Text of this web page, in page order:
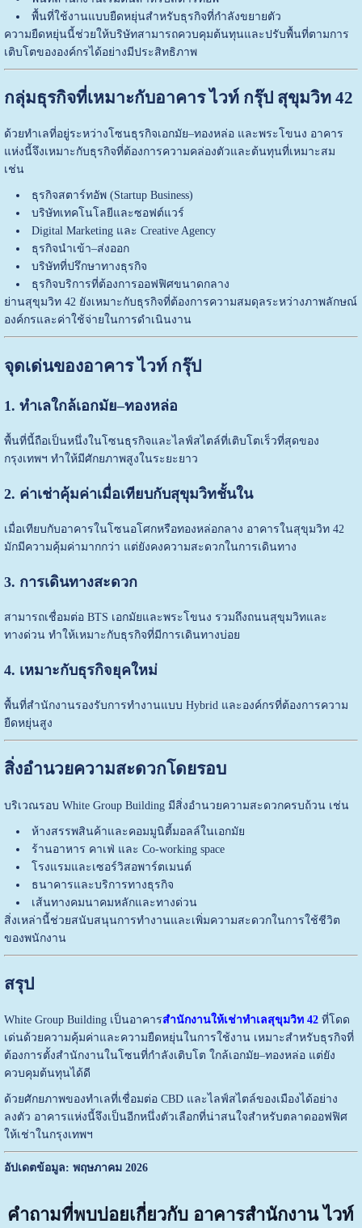
พื้นที่ใช้งานแบบยืดหยุ่นสำหรับธุรกิจที่กำลังขยายตัว
ความยืดหยุ่นนี้ช่วยให้บริษัทสามารถควบคุมต้นทุนและปรับพื้นที่ตามการ
เติบโตขององค์กรได้อย่างมีประสิทธิภาพ
กลุ่มธุรกิจที่เหมาะกับอาคาร ไวท์ กรุ๊ป สุขุมวิท 42
ด้วยทำเลที่อยู่ระหว่างโซนธุรกิจเอกมัย–ทองหล่อ และพระโขนง อาคาร
แห่งนี้จึงเหมาะกับธุรกิจที่ต้องการความคล่องตัวและต้นทุนที่เหมาะสม
เช่น
ธุรกิจสตาร์ทอัพ (Startup Business)
บริษัทเทคโนโลยีและซอฟต์แวร์
Digital Marketing และ Creative Agency
ธุรกิจนำเข้า–ส่งออก
บริษัทที่ปรึกษาทางธุรกิจ
ธุรกิจบริการที่ต้องการออฟฟิศขนาดกลาง
ย่านสุขุมวิท 42 ยังเหมาะกับธุรกิจที่ต้องการความสมดุลระหว่างภาพลักษณ์
องค์กรและค่าใช้จ่ายในการดำเนินงาน
จุดเด่นของอาคาร ไวท์ กรุ๊ป
1. ทำเลใกล้เอกมัย–ทองหล่อ
พื้นที่นี้ถือเป็นหนึ่งในโซนธุรกิจและไลฟ์สไตล์ที่เติบโตเร็วที่สุดของ
กรุงเทพฯ ทำให้มีศักยภาพสูงในระยะยาว
2. ค่าเช่าคุ้มค่าเมื่อเทียบกับสุขุมวิทชั้นใน
เมื่อเทียบกับอาคารในโซนอโศกหรือทองหล่อกลาง อาคารในสุขุมวิท 42
มักมีความคุ้มค่ามากกว่า แต่ยังคงความสะดวกในการเดินทาง
3. การเดินทางสะดวก
สามารถเชื่อมต่อ BTS เอกมัยและพระโขนง รวมถึงถนนสุขุมวิทและ
ทางด่วน ทำให้เหมาะกับธุรกิจที่มีการเดินทางบ่อย
4. เหมาะกับธุรกิจยุคใหม่
พื้นที่สำนักงานรองรับการทำงานแบบ Hybrid และองค์กรที่ต้องการความ
ยืดหยุ่นสูง
สิ่งอำนวยความสะดวกโดยรอบ
บริเวณรอบ White Group Buildingมีสิ่งอำนวยความสะดวกครบถ้วน เช่น
ห้างสรรพสินค้าและคอมมูนิตี้มอลล์ในเอกมัย
ร้านอาหาร คาเฟ่ และ Co-working space
โรงแรมและเซอร์วิสอพาร์ตเมนต์
ธนาคารและบริการทางธุรกิจ
เส้นทางคมนาคมหลักและทางด่วน
สิ่งเหล่านี้ช่วยสนับสนุนการทำงานและเพิ่มความสะดวกในการใช้ชีวิต
ของพนักงาน
สรุป
White Group Buildingเป็นอาคารสำนักงานให้เช่าทำเลสุขุมวิท 42ที่โดด
เด่นด้วยความคุ้มค่าและความยืดหยุ่นในการใช้งาน เหมาะสำหรับธุรกิจที่
ต้องการตั้งสำนักงานในโซนที่กำลังเติบโต ใกล้เอกมัย–ทองหล่อ แต่ยัง
ควบคุมต้นทุนได้ดี
ด้วยศักยภาพของทำเลที่เชื่อมต่อ CBD และไลฟ์สไตล์ของเมืองได้อย่าง
ลงตัว อาคารแห่งนี้จึงเป็นอีกหนึ่งตัวเลือกที่น่าสนใจสำหรับตลาดออฟฟิศ
ให้เช่าในกรุงเทพฯ
อัปเดตข้อมูล: พฤษภาคม 2026
คำถามที่พบบ่อยเกี่ยวกับ อาคารสำนักงาน ไวท์